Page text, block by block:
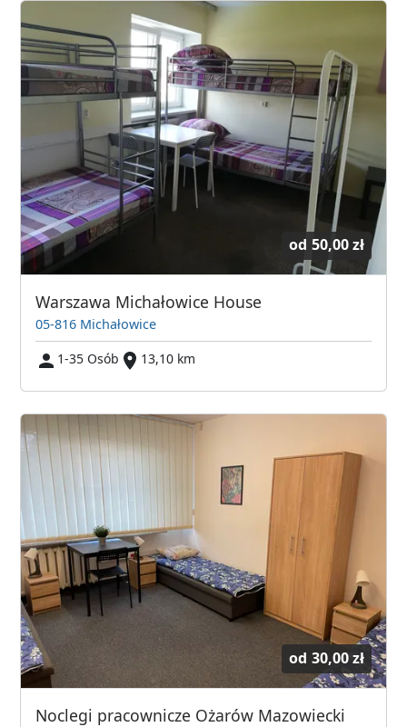
od 50,00 zł
Warszawa Michałowice House
05-816 Michałowice
1-35 Osób
13,10 km
od 30,00 zł
Noclegi pracownicze Ożarów Mazowiecki